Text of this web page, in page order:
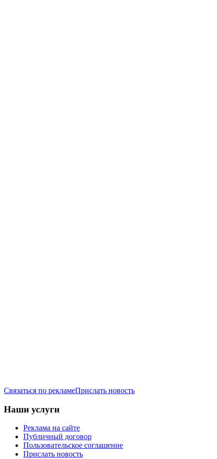
Связаться по рекламеПрислать новость
Наши услуги
Реклама на сайте
Публичный договор
Пользовательское соглашение
Прислать новость